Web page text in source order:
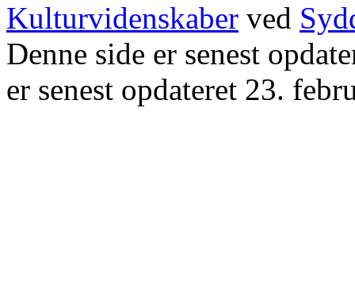
Kulturvidenskaber ved
Denne side er senest
er senest opdateret 23.